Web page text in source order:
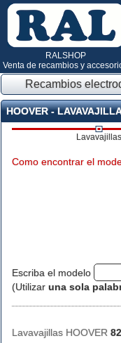
RALSHOP
Venta de recambios y
Recambios
HOOVER -
Lavavajillas
Como encontrar el
Escriba el modelo
(Utilizar una sola
Lavavajillas HOOVER